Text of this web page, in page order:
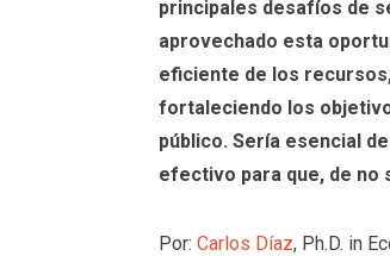
principales desafíos de
aprovechado esta
eficiente de los
fortaleciendo los
público. Sería esencial
efectivo para que, de
Por: Carlos Díaz, Ph.D. in